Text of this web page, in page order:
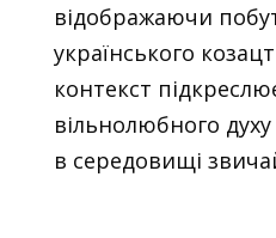
відображаючи
українського
контекст
вільнолюбного духу
в середовищі